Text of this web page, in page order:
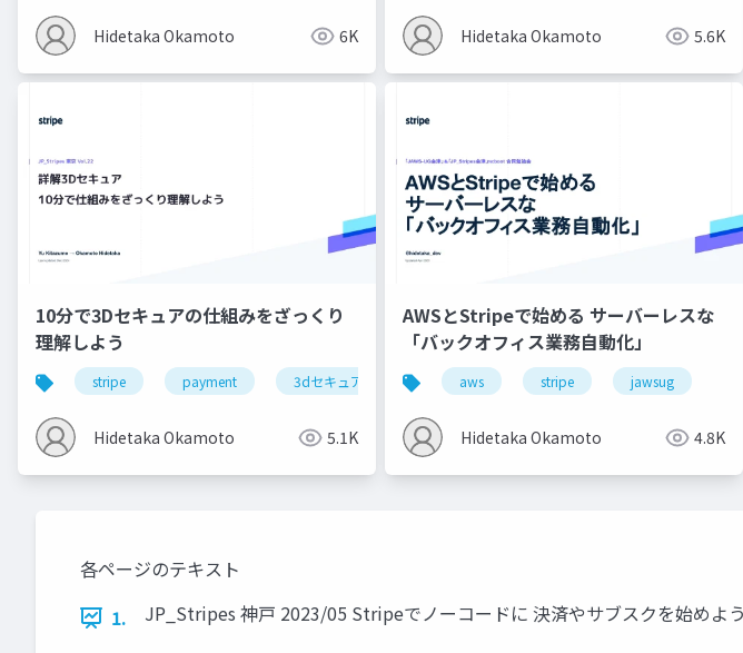
Hidetaka Okamoto 6K Hidetaka Okamoto 5.6K
10分で3Dセキュアの仕組みをざっくり
理解しよう
stripe payment 3dセキュア
Hidetaka Okamoto 5.1K
AWSとStripeで始める サーバーレスな
「バックオフィス業務自動化」
aws stripe jawsug
Hidetaka Okamoto 4.8K
各ページのテキスト
1.
JP_Stripes 神戸 2023/05 Stripeでノーコードに 決済やサブスクを始めよ